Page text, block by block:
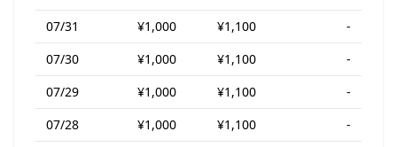
07/31
¥1,000 ¥1,100
-
07/30
¥1,000 ¥1,100
-
07/29
¥1,000 ¥1,100
-
07/28
¥1,000 ¥1,100
-